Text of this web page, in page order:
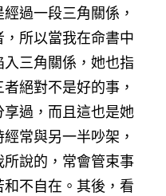
過一段三角關係，
所以當我在命書中
三角關係，她也指
絕對不是好的事，
過，而且這也是她
常與另一半吵架，
說的，常會管束事
不自在。其後，看